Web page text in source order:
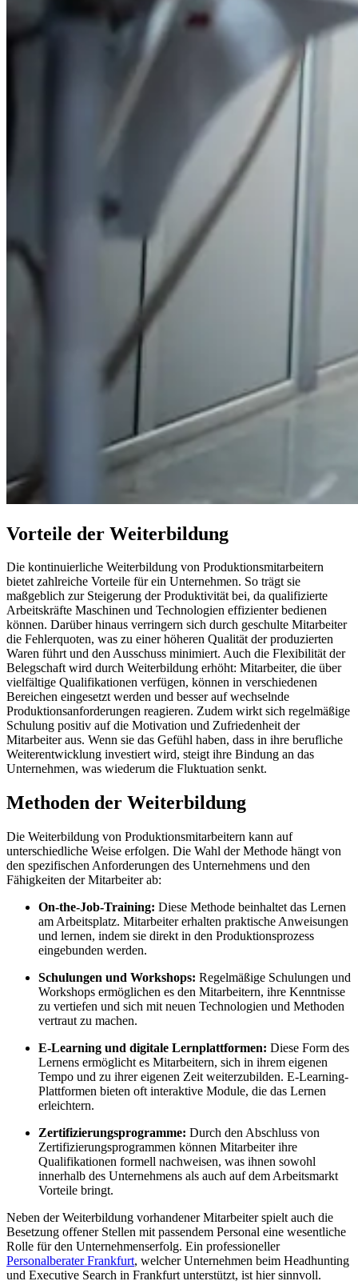
Vorteile der Weiterbildung
Die kontinuierliche Weiterbildung von Produktionsmitarbeitern
bietet zahlreiche Vorteile für ein Unternehmen. So trägt sie
maßgeblich zur Steigerung der Produktivität bei, da qualifizierte
Arbeitskräfte Maschinen und Technologien effizienter bedienen
können. Darüber hinaus verringern sich durch geschulte Mitarbeiter
die Fehlerquoten, was zu einer höheren Qualität der produzierten
Waren führt und den Ausschuss minimiert. Auch die Flexibilität der
Belegschaft wird durch Weiterbildung erhöht: Mitarbeiter, die über
vielfältige Qualifikationen verfügen, können in verschiedenen
Bereichen eingesetzt werden und besser auf wechselnde
Produktionsanforderungen reagieren. Zudem wirkt sich regelmäßige
Schulung positiv auf die Motivation und Zufriedenheit der
Mitarbeiter aus. Wenn sie das Gefühl haben, dass in ihre berufliche
Weiterentwicklung investiert wird, steigt ihre Bindung an das
Unternehmen, was wiederum die Fluktuation senkt.
Methoden der Weiterbildung
Die Weiterbildung von Produktionsmitarbeitern kann auf
unterschiedliche Weise erfolgen. Die Wahl der Methode hängt von
den spezifischen Anforderungen des Unternehmens und den
Fähigkeiten der Mitarbeiter ab:
On-the-Job-Training: Diese Methode beinhaltet das Lernen
am Arbeitsplatz. Mitarbeiter erhalten praktische Anweisungen
und lernen, indem sie direkt in den Produktionsprozess
eingebunden werden.
Schulungen und Workshops: Regelmäßige Schulungen und
Workshops ermöglichen es den Mitarbeitern, ihre Kenntnisse
zu vertiefen und sich mit neuen Technologien und Methoden
vertraut zu machen.
E-Learning und digitale Lernplattformen: Diese Form des
Lernens ermöglicht es Mitarbeitern, sich in ihrem eigenen
Tempo und zu ihrer eigenen Zeit weiterzubilden. E-Learning-
Plattformen bieten oft interaktive Module, die das Lernen
erleichtern.
Zertifizierungsprogramme: Durch den Abschluss von
Zertifizierungsprogrammen können Mitarbeiter ihre
Qualifikationen formell nachweisen, was ihnen sowohl
innerhalb des Unternehmens als auch auf dem Arbeitsmarkt
Vorteile bringt.
Neben der Weiterbildung vorhandener Mitarbeiter spielt auch die
Besetzung offener Stellen mit passendem Personal eine wesentliche
Rolle für den Unternehmenserfolg. Ein professioneller
Personalberater Frankfurt, welcher Unternehmen beim Headhunting
und Executive Search in Frankfurt unterstützt, ist hier sinnvoll.